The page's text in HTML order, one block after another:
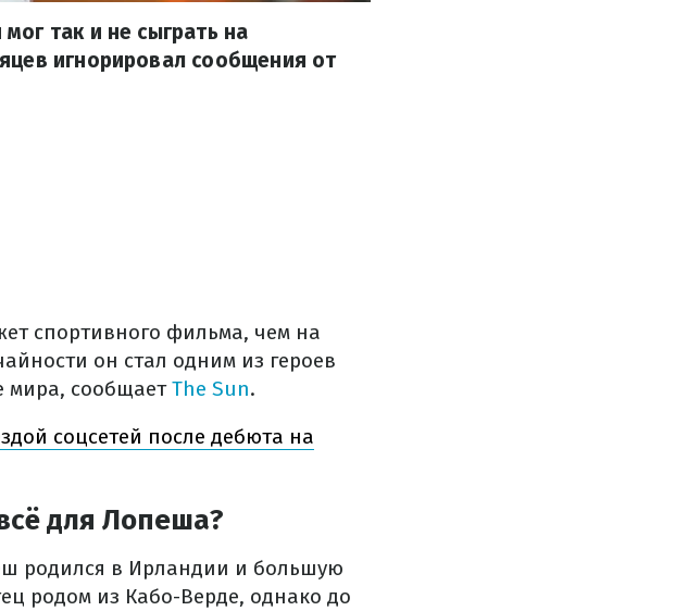
так и не сыграть на
игнорировал сообщения от
спортивного фильма, чем на
он стал одним из героев
мира, сообщаетThe Sun.
соцсетей после дебюта на
для Лопеша?
родился в Ирландии и большую
родом из Кабо-Верде, однако до